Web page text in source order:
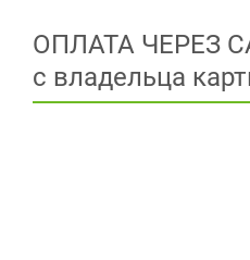
ОПЛАТА ЧЕРЕЗ
с владельца